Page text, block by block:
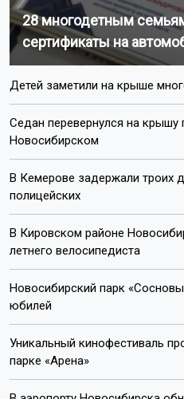
28 многодетным
сертификаты на
Детей заметили на крыше
Седан перевернулся на
Новосибирском
В Кемерове задержали троих
полицейских
В Кировском районе
летнего велосипедиста
Новосибирский парк
юбилей
Уникальный кинофестиваль
парке «Арена»